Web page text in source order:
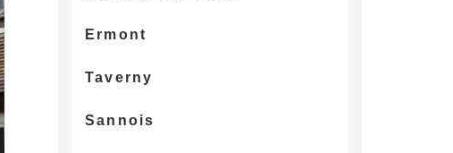
Ermont
Taverny
Sannois